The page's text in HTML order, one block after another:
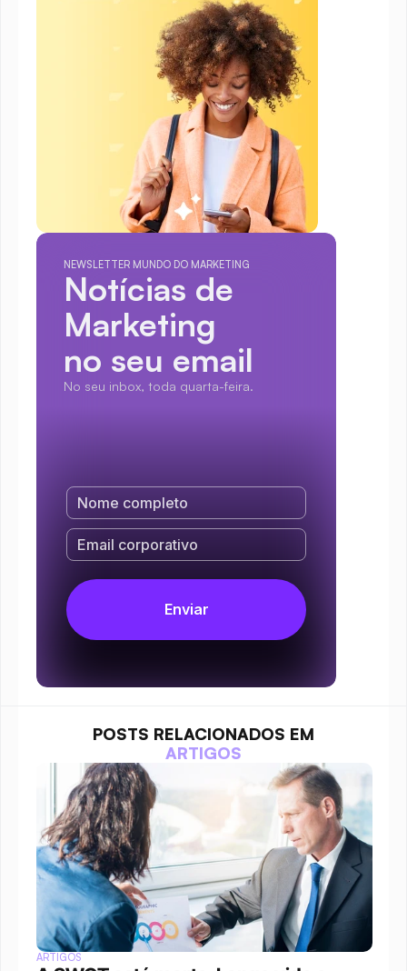
NEWSLETTER MUNDO DO MARKETING
Notícias de
Marketing
no seu email
No seu inbox, toda quarta-feira.
POSTS RELACIONADOS EM
ARTIGOS
ARTIGOS